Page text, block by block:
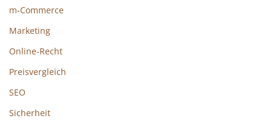
m-Commerce
Marketing
Online-Recht
Preisvergleich
SEO
Sicherheit